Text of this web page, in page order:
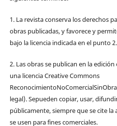
1. La revista conserva los derechos
obras publicadas, y favorece y
bajo la licencia indicada en el punto 2.
2. Las obras se publican en la
una licencia Creative Commons
legal). Sepueden copiar, usar,
públicamente, siempre que se cite la
se usen para fines comerciales.